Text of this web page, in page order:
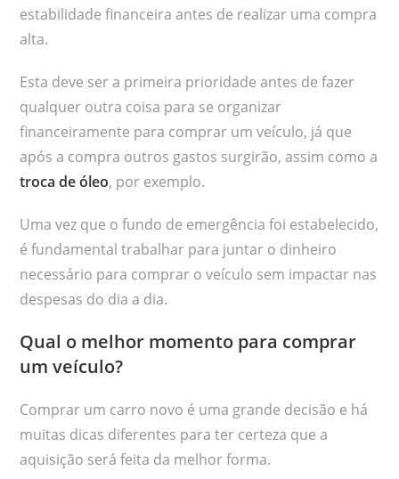
estabilidade financeira antes de realizar uma compra
alta.
Esta deve ser a primeira prioridade antes de fazer
qualquer outra coisa para se organizar
financeiramente para comprar um veículo, já que
após a compra outros gastos surgirão, assim como a
troca de óleo, por exemplo.
Uma vez que o fundo de emergência foi estabelecido,
é fundamental trabalhar para juntar o dinheiro
necessário para comprar o veículo sem impactar nas
despesas do dia a dia.
Qual o melhor momento para comprar
um veículo?
Comprar um carro novo é uma grande decisão e há
muitas dicas diferentes para ter certeza que a
aquisição será feita da melhor forma.